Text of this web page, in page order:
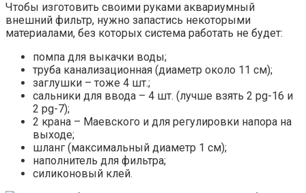
Чтобы изготовить своими руками аквариумный
внешний фильтр, нужно запастись некоторыми
материалами, без которых система работать не будет:
помпа для выкачки воды;
труба канализационная (диаметр около 11 см);
заглушки – тоже 4 шт.;
сальники для ввода – 4 шт. (лучше взять 2 pg-16 и
2 pg-7);
2 крана – Маевского и для регулировки напора на
выходе;
шланг (максимальный диаметр 1 см);
наполнитель для фильтра;
силиконовый клей.